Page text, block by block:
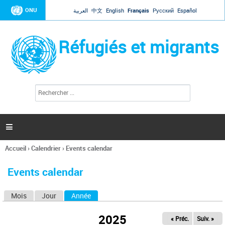
Jump to navigation
ONU العربية 中文 English Français Русский Español
Réfugiés et migrants
l
c
h
e

Vous
ici
Accueil›Calendrier› Events calendar
Events calendar
Mois Jour Année
2025 « Préc. Suiv. »